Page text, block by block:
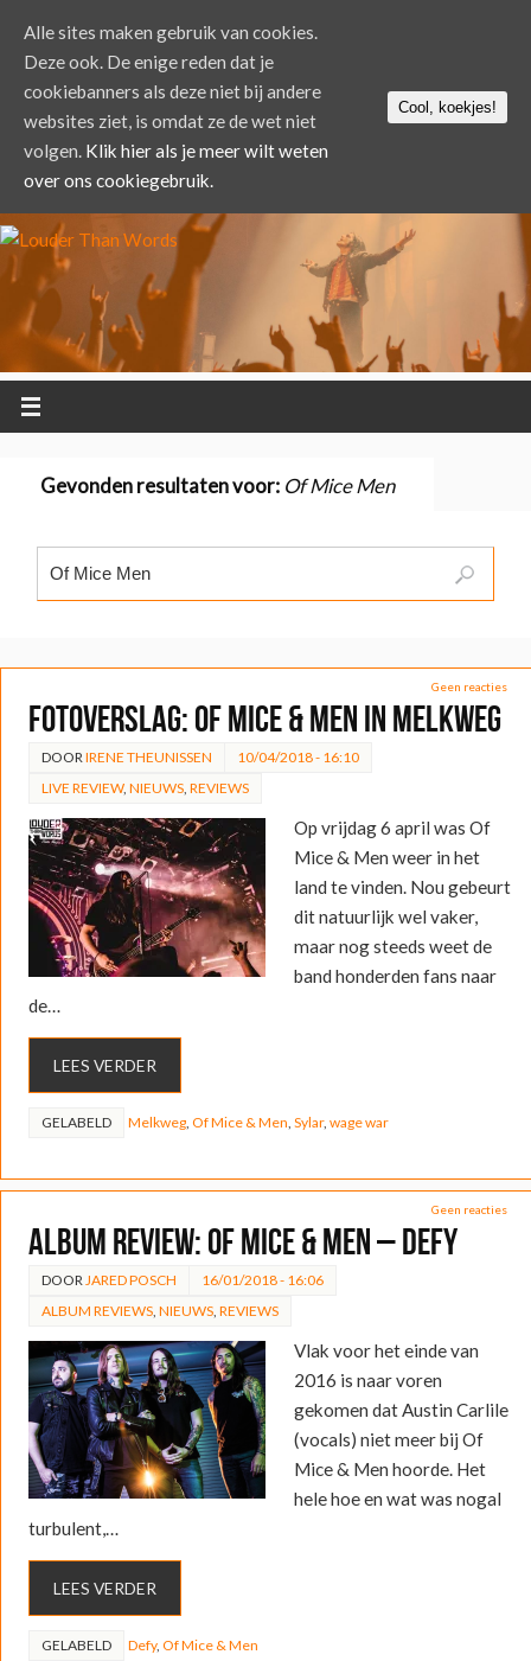
Gevonden resultaten voor: Of Mice Men
Geen reacties
FOTOVERSLAG: Of Mice & Men in Melkweg
DOOR IRENE THEUNISSEN
10/04/2018 - 16:10
LIVE REVIEW, NIEUWS, REVIEWS
Op vrijdag 6 april was Of
Mice & Men weer in het
land te vinden. Nou gebeurt
dit natuurlijk wel vaker,
maar nog steeds weet de
band honderden fans naar
de…
LEES VERDER
GELABELD Melkweg, Of Mice & Men Sylar, wage war
Geen reacties
ALBUM REVIEW: Of Mice & Men – Defy
DOOR JARED POSCH
16/01/2018 - 16:06
ALBUM REVIEWS, NIEUWS, REVIEWS
Vlak voor het einde van
2016 is naar voren
gekomen dat Austin Carlile
(vocals) niet meer bij Of
Mice & Men hoorde. Het
hele hoe en wat was nogal
turbulent,…
LEES VERDER
GELABELD Defy, Of Mice & Men
Alle sites maken gebruik van cookies.
Deze ook. De enige reden dat je
cookiebanners als deze niet bij andere
websites ziet, is omdat ze de wet niet
volgen. Klik hier als je meer wilt weten
over ons cookiegebruik.
Cool, koekjes!